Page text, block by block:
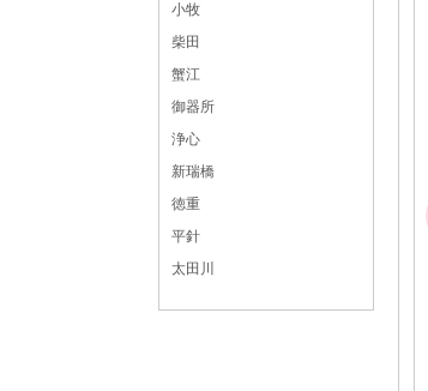
小牧
柴田
蟹江
御器所
浄心
新瑞橋
徳重
平針
太田川
時給3000円以上可能＋各種バック☆友達応募OK
17:00～LAST ☆週1日・1日3時間～・終電まで・遅出
勤務OK☆ ◆時間や頻度などは希望を聞いた上で決め
名古屋市中区錦3-10-8 ノアール錦ビル1F
地下鉄東山線「栄駅」より徒歩8分